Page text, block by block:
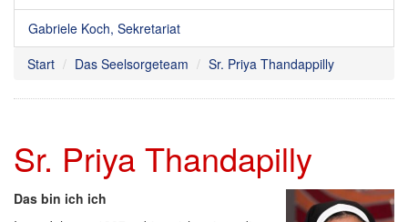
Gabriele Koch, Sekretariat
Start
Das Seelsorgeteam Sr. Priya Thandappilly
Sr. Priya Thandapilly
Das bin ich ich